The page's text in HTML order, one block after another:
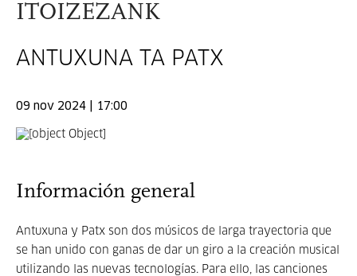
ITOIZEZANK
ANTUXUNA TA PATX
09 nov 2024 | 17:00
Información general
Antuxuna y Patx son dos músicos de larga trayectoria que
se han unido con ganas de dar un giro a la creación musical
utilizando las nuevas tecnologías. Para ello, las canciones